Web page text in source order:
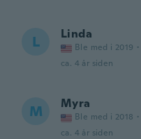
L Linda
Ble med i 2019 ·
ca. 4 år siden
M Myra
Ble med i 2018 ·
ca. 4 år siden